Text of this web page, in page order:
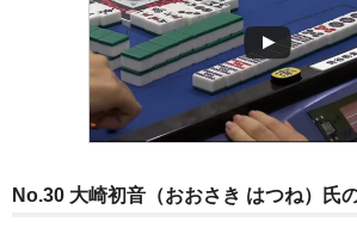
No.30 大崎初音（おおさき はつね）氏